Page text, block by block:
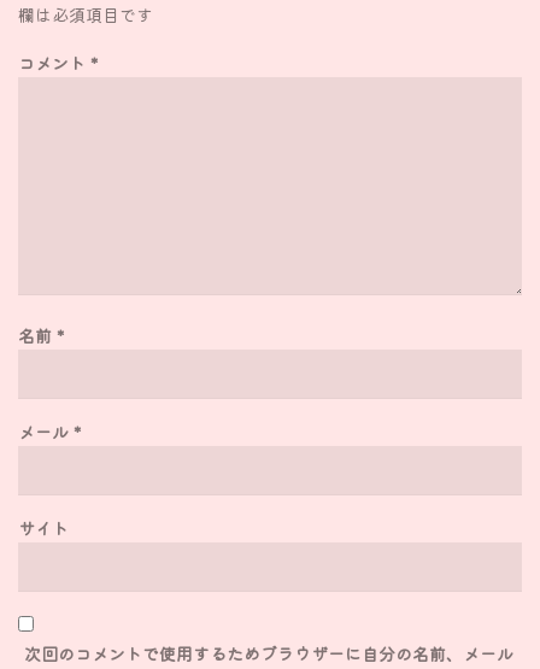
欄は必須項目です
コメント *
名前 *
メール *
サイト
次回のコメントで使用するためブラウザーに自分の名前、メール